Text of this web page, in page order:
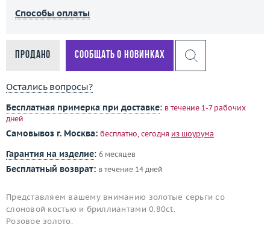
Способы оплаты
Продано Сообщать о новинках
Остались вопросы?
Бесплатная примерка при доставке: в течение 1-7 рабочих
дней
Самовывоз г. Москва: бесплатно, сегодня из шоурума
Гарантия на изделие: 6 месяцев
Бесплатный возврат: в течение 14 дней
Представляем вашему вниманию золотые серьги со
слоновой костью и бриллиантами 0.80ct.
Розовое золото.